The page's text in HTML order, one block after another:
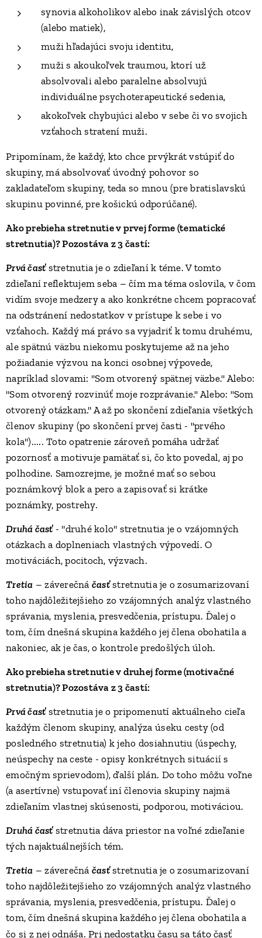
synovia alkoholikov alebo inak závislých otcov
(alebo matiek),
muži hľadajúci svoju identitu,
muži s akoukoľvek traumou, ktorí už
absolvovali alebo paralelne absolvujú
individuálne psychoterapeutické sedenia,
akokoľvek chybujúci alebo v sebe či vo svojich
vzťahoch stratení muži.
Pripomínam, že každý, kto chce prvýkrát vstúpiť do
skupiny, má absolvovať úvodný pohovor so
zakladateľom skupiny, teda so mnou (pre bratislavskú
skupinu povinné, pre košickú odporúčané).
Ako prebieha stretnutiev prvej forme (tematické
stretnutia)? Pozostáva z 3 častí:
Prvá časťstretnutia je o zdieľaní k téme. V tomto
zdieľaní reflektujem seba – čím ma téma oslovila, v čom
vidím svoje medzery a ako konkrétne chcem popracovať
na odstránení nedostatkov v prístupe k sebe i vo
vzťahoch. Každý má právo sa vyjadriť k tomu druhému,
ale spätnú väzbu niekomu poskytujeme až na jeho
požiadanie výzvou na konci osobnej výpovede,
napríklad slovami: "Som otvorený spätnej väzbe." Alebo:
"Som otvorený rozvinúť moje rozprávanie." Alebo: "Som
otvorený otázkam." A až po skončení zdieľania všetkých
členov skupiny (po skončení prvej časti - "prvého
kola")..... Toto opatrenie zároveň pomáha udržať
pozornosť a motivuje pamätať si, čo kto povedal, aj po
polhodine. Samozrejme, je možné mať so sebou
poznámkový blok a pero a zapisovať si krátke
poznámky, postrehy.
Druhá časť- "druhé kolo" stretnutia je o vzájomných
otázkach a doplneniach vlastných výpovedí. O
motiváciách, pocitoch, výzvach.
Tretia – záverečná časťstretnutia je o zosumarizovaní
toho najdôležitejšieho zo vzájomných analýz vlastného
správania, myslenia, presvedčenia, prístupu. Ďalej o
tom, čím dnešná skupina každého jej člena obohatila a
nakoniec, ak je čas, o kontrole predošlých úloh.
Ako prebieha stretnutiev druhej forme (motivačné
stretnutia)? Pozostáva z 3 častí:
Prvá časťstretnutia je o pripomenutí aktuálneho cieľa
každým členom skupiny, analýza úseku cesty (od
posledného stretnutia) k jeho dosiahnutiu (úspechy,
neúspechy na ceste - opisy konkrétnych situácií s
emočným sprievodom), ďalší plán. Do toho môžu voľne
(a asertívne) vstupovať iní členovia skupiny najmä
zdieľaním vlastnej skúsenosti, podporou, motiváciou.
Druhá časťstretnutia dáva priestor na voľné zdieľanie
tých najaktuálnejších tém.
Tretia – záverečná časťstretnutia je o zosumarizovaní
toho najdôležitejšieho zo vzájomných analýz vlastného
správania, myslenia, presvedčenia, prístupu. Ďalej o
tom, čím dnešná skupina každého jej člena obohatila a
čo si z nej odnáša.Pri nedostatku času sa táto časť